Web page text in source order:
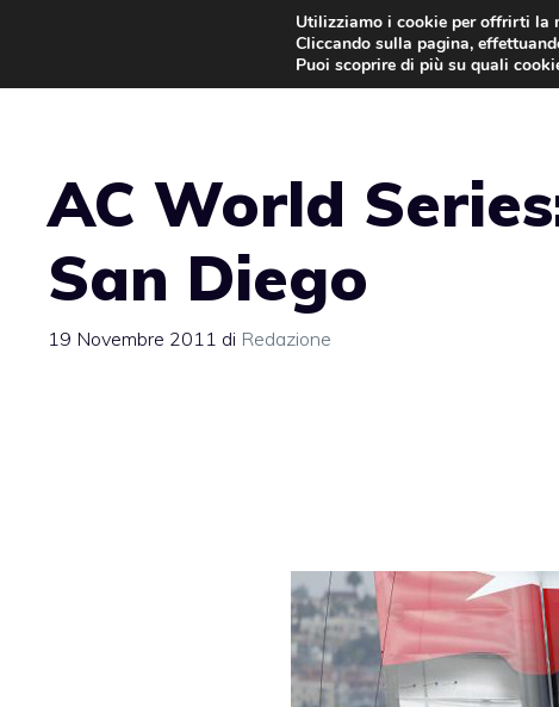
contenuto
AC World
San Diego
19 Novembre 2011 di Redazione
Utilizziamo i cookie per offrirti la
Cliccando sulla pagina,
Puoi scoprire di più su quali